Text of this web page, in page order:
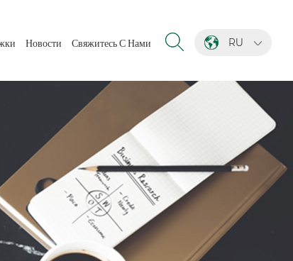
RU
Новости Свяжитесь С Нами